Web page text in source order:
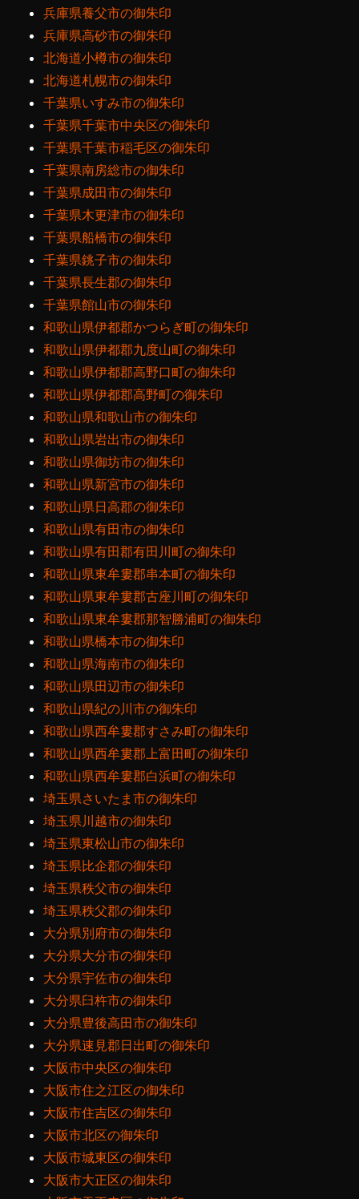
兵庫県養父市の御朱印
兵庫県高砂市の御朱印
北海道小樽市の御朱印
北海道札幌市の御朱印
千葉県いすみ市の御朱印
千葉県千葉市中央区の御朱印
千葉県千葉市稲毛区の御朱印
千葉県南房総市の御朱印
千葉県成田市の御朱印
千葉県木更津市の御朱印
千葉県船橋市の御朱印
千葉県銚子市の御朱印
千葉県長生郡の御朱印
千葉県館山市の御朱印
和歌山県伊都郡かつらぎ町の御朱印
和歌山県伊都郡九度山町の御朱印
和歌山県伊都郡高野口町の御朱印
和歌山県伊都郡高野町の御朱印
和歌山県和歌山市の御朱印
和歌山県岩出市の御朱印
和歌山県御坊市の御朱印
和歌山県新宮市の御朱印
和歌山県日高郡の御朱印
和歌山県有田市の御朱印
和歌山県有田郡有田川町の御朱印
和歌山県東牟婁郡串本町の御朱印
和歌山県東牟婁郡古座川町の御朱印
和歌山県東牟婁郡那智勝浦町の御朱印
和歌山県橋本市の御朱印
和歌山県海南市の御朱印
和歌山県田辺市の御朱印
和歌山県紀の川市の御朱印
和歌山県西牟婁郡すさみ町の御朱印
和歌山県西牟婁郡上富田町の御朱印
和歌山県西牟婁郡白浜町の御朱印
埼玉県さいたま市の御朱印
埼玉県川越市の御朱印
埼玉県東松山市の御朱印
埼玉県比企郡の御朱印
埼玉県秩父市の御朱印
埼玉県秩父郡の御朱印
大分県別府市の御朱印
大分県大分市の御朱印
大分県宇佐市の御朱印
大分県臼杵市の御朱印
大分県豊後高田市の御朱印
大分県速見郡日出町の御朱印
大阪市中央区の御朱印
大阪市住之江区の御朱印
大阪市住吉区の御朱印
大阪市北区の御朱印
大阪市城東区の御朱印
大阪市大正区の御朱印